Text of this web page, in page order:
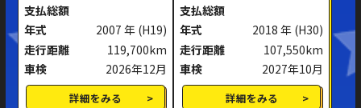
閉じる
支払総額
年式
2007 年 (H19)
走行距離
119,700km
車検
2026年12月
詳細をみる
支払総額
年式
2018 年 (H30)
走行距離
107,550km
車検
2027年10月
詳細をみる